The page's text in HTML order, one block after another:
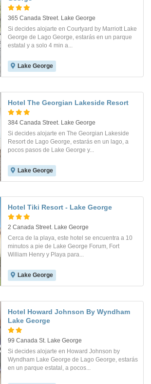
365 Canada Street. Lake George
Si decides alojarte en Courtyard by Marriott Lake
George de Lago George, estarás en un parque
estatal y a solo 4 min a...
Lake George
Hotel The Georgian Lakeside Resort
384 Canada Street. Lake George
Si decides alojarte en The Georgian Lakeside
Resort de Lago George, estarás en un lago, a
pocos pasos de Lake George y...
Lake George
Hotel Tiki Resort - Lake George
2 Canada Street. Lake George
Cerca de la playa, este hotel se encuentra a 10
minutos a pie de Lake George Forum, Fort
William Henry y Playa para...
Lake George
Hotel Howard Johnson By Wyndham
Lake George
99 Canada St. Lake George
Si decides alojarte en Howard Johnson by
Wyndham Lake George de Lago George, estarás
en un parque estatal, a pocos...